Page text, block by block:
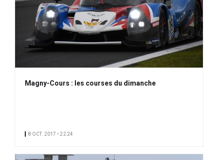
Magny-Cours : les courses du dimanche
8 OCT. 2017 • 22:24